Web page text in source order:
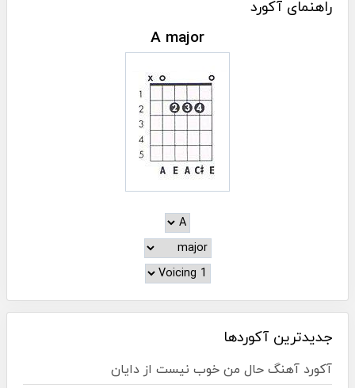
راهنمای آکورد
A major
جدیدترین آکوردها
آکورد آهنگ حال من خوب نیست از دایان